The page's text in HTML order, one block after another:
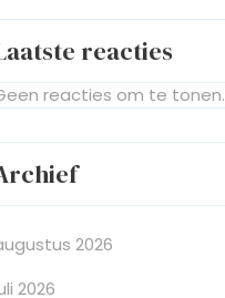
reacties
reacties om te tonen.
2026
2026